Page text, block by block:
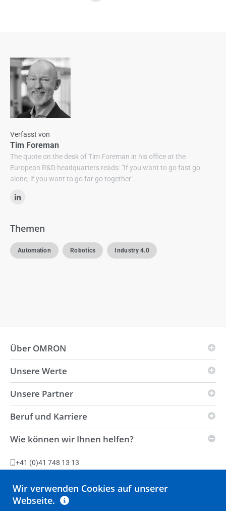
Verfasst von
Tim Foreman
The quote on the desk of Tim Foreman in his office at the
European R&D headquarters reads: "If you want to go fast go
alone, if you want to go far go together".
Themen
Automation Robotics Industry 4.0
Über OMRON
Unternehmensgrundsätze von OMRON
Weltweite Präsenz
Umweltpolitik
Lieferbedingungen
Erklärung zur Verhinderung von moderner Sklaverei und
Retourenabwicklung
Unsere Werte
Vision
Strength
Automation Center
Produktionsanlagen
Unsere Partner
Innovationspartner
Beruf und Karriere
Stellenangebote
Wie können wir Ihnen helfen?
+41 (0)41 748 13 13
Alle Kontaktmöglichkeiten
Wir verwenden Cookies auf unserer
Webseite.